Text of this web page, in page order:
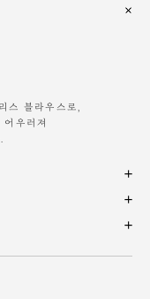
스 블라우스로,
우러져
과 위치에 따라 1~3cm
림질 권장